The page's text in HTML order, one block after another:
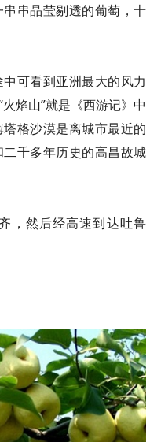
串晶莹剔透的葡萄，十
可看到亚洲最大的风力
焰山”就是《西游记》中
格沙漠是离城市最近的
千多年历史的高昌故城
然后经高速到达吐鲁